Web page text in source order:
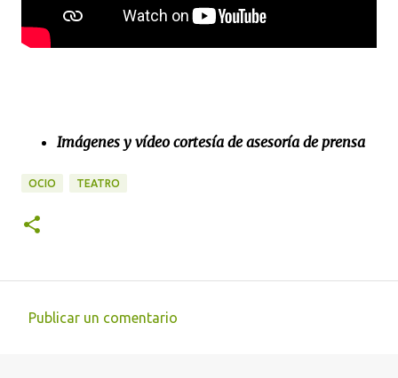
Imágenes y vídeo cortesía de asesoría de prensa
OCIO TEATRO
Publicar un comentario